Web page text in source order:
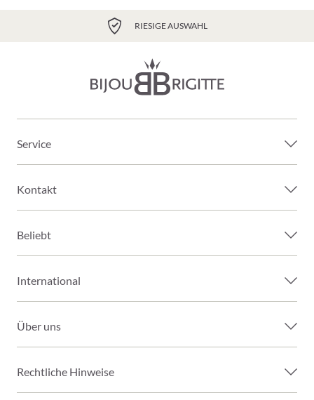
Service
Kontakt
Beliebt
International
Über uns
Rechtliche Hinweise